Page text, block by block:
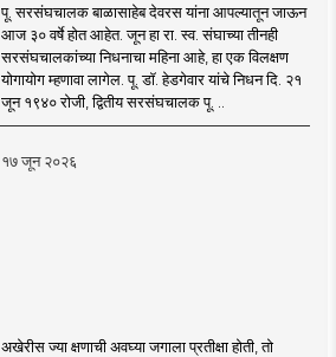
पू. सरसंघचालक बाळासाहेब देवरस यांना आपल्यातून जाऊन
आज ३० वर्षे होत आहेत. जून हा रा. स्व. संघाच्या तीनही
सरसंघचालकांच्या निधनाचा महिना आहे, हा एक विलक्षण
योगायोग म्हणावा लागेल. पू. डॉ. हेडगेवार यांचे निधन दि. २१
जून १९४० रोजी, द्वितीय सरसंघचालक पू. ..
१७ जून २०२६
अखेरीस ज्या क्षणाची अवघ्या जगाला प्रतीक्षा होती, तो